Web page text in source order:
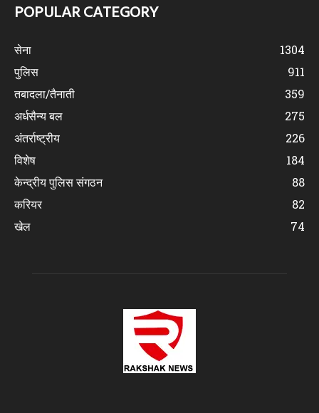
POPULAR CATEGORY
सेना
1304
पुलिस
911
तबादला/तैनाती
359
अर्धसैन्य बल
275
अंतर्राष्ट्रीय
226
विशेष
184
केन्द्रीय पुलिस संगठन
88
करियर
82
खेल
74